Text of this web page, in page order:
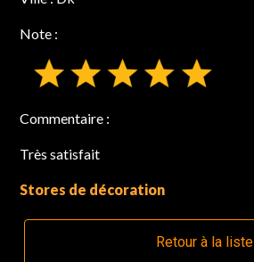
Note :
Commentaire :
Très satisfait
Stores de décoration
Retour à la liste